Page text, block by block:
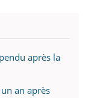
après la
an après